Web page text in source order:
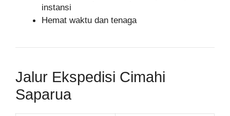
instansi
Hemat waktu dan tenaga
Jalur Ekspedisi Cimahi
Saparua